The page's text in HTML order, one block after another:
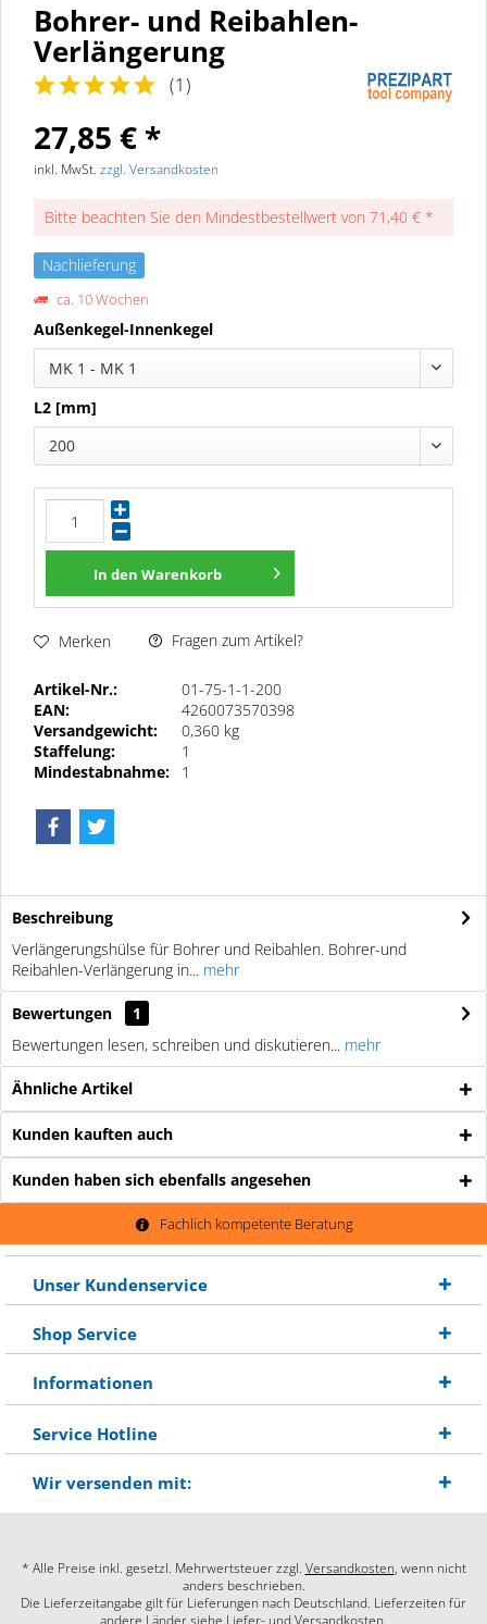
Bohrer- und Reibahlen-
Verlängerung
(1)
27,85 € *
inkl. MwSt. zzgl. Versandkosten
Bitte beachten Sie den Mindestbestellwert von 71,40 € *
Nachlieferung
ca. 10 Wochen
Außenkegel-Innenkegel
MK 1 - MK 1
L2 [mm]
200
In den Warenkorb
Merken Fragen zum Artikel?
Artikel-Nr.:
01-75-1-1-200
EAN:
4260073570398
Versandgewicht:
0,360 kg
Staffelung:
1
Mindestabnahme:
1
Beschreibung
Verlängerungshülse für Bohrer und Reibahlen. Bohrer-und
Reibahlen-Verlängerung in... mehr
Bewertungen
1
Bewertungen lesen, schreiben und diskutieren... mehr
Ähnliche Artikel
Kunden kauften auch
Kunden haben sich ebenfalls angesehen
Fachlich kompetente Beratung
Unser Kundenservice
Shop Service
Informationen
Service Hotline
Wir versenden mit:
* Alle Preise inkl. gesetzl. Mehrwertsteuer zzgl. Versandkosten, wenn nicht
anders beschrieben.
Die Lieferzeitangabe gilt für Lieferungen nach Deutschland. Lieferzeiten für
andere Länder siehe Liefer- und Versandkosten.